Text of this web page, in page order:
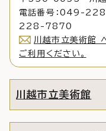
電話番号：049-
228-7870
川越市立美術館
ご利用ください。
川越市立美術館